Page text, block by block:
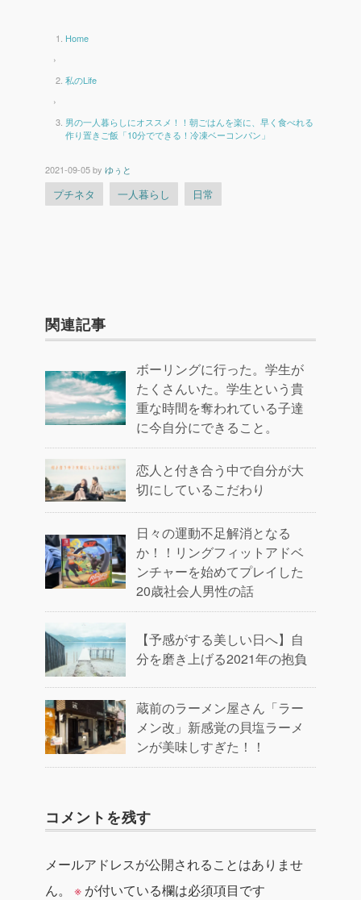
Home
›
私のLife
›
男の一人暮らしにオススメ！！朝ごはんを楽に、早く食べれる
作り置きご飯「10分でできる！冷凍ベーコンパン」
2021-09-05by ゆぅと
プチネタ 一人暮らし 日常
関連記事
ボーリングに行った。学生が
たくさんいた。学生という貴
重な時間を奪われている子達
に今自分にできること。
恋人と付き合う中で自分が大
切にしているこだわり
日々の運動不足解消となる
か！！リングフィットアドベ
ンチャーを始めてプレイした
20歳社会人男性の話
【予感がする美しい日へ】自
分を磨き上げる2021年の抱負
蔵前のラーメン屋さん「ラー
メン改」新感覚の貝塩ラーメ
ンが美味しすぎた！！
コメントを残す
メールアドレスが公開されることはありませ
ん。
※ が付いている欄は必須項目です